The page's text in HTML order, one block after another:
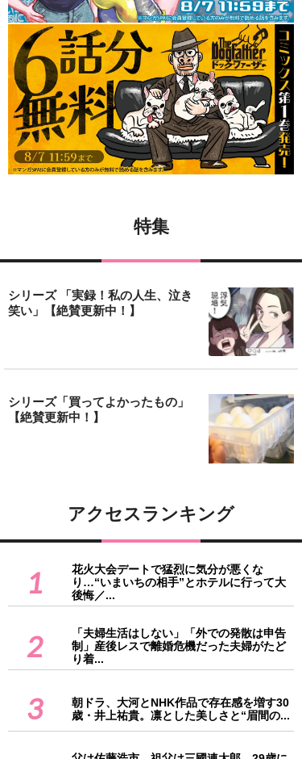
特集
シリーズ 「実録！私の人生、泣き
笑い」【絶賛更新中！】
シリーズ「買ってよかったもの」
【絶賛更新中！】
アクセスランキング
1
花火大会デートで猛烈に気分が悪くな
り…“いまいちの相手”とホテルに行って大
後悔／...
2
「夫婦生活はしない」「外での発散は申告
制」産後レスで離婚危機だった夫婦がたど
り着...
3
朝ドラ、大河とNHK作品で存在感を増す30
歳・井上祐貴。凛とした美しさと“眉間の...